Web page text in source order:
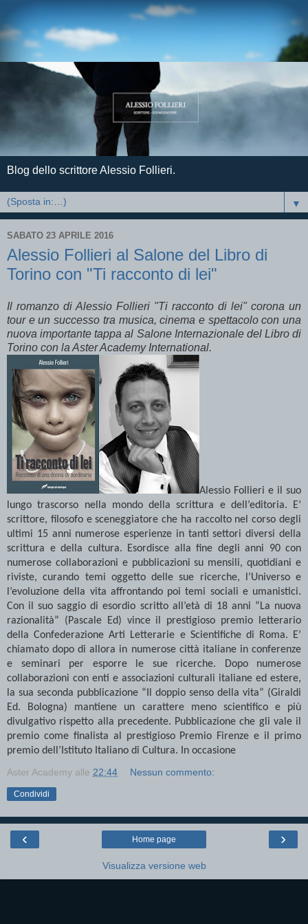
Blog dello scrittore Alessio Follieri.
▼
SABATO 23 APRILE 2016
Alessio Follieri al Salone del Libro di
Torino con "Ti racconto di lei"
Il romanzo di Alessio Follieri "Ti racconto di lei" corona un
tour e un successo tra musica, cinema e spettacolo con una
nuova importante tappa al Salone Internazionale del Libro di
Torino con la Aster Academy International.
Alessio Follieri e il suo
lungo trascorso nella mondo della scrittura e dell’editoria. E’
scrittore, filosofo e sceneggiatore che ha raccolto nel corso degli
ultimi 15 anni numerose esperienze in tanti settori diversi della
scrittura e della cultura. Esordisce alla fine degli anni 90 con
numerose collaborazioni e pubblicazioni su mensili, quotidiani e
riviste, curando temi oggetto delle sue ricerche, l’Universo e
l’evoluzione della vita affrontando poi temi sociali e umanistici.
Con il suo saggio di esordio scritto all’età di 18 anni “La nuova
razionalità” (Pascale Ed) vince il prestigioso premio letterario
della Confederazione Arti Letterarie e Scientifiche di Roma. E’
chiamato dopo di allora in numerose città italiane in conferenze
e seminari per esporre le sue ricerche. Dopo numerose
collaborazioni con enti e associazioni culturali italiane ed estere,
la sua seconda pubblicazione “Il doppio senso della vita” (Giraldi
Ed. Bologna) mantiene un carattere meno scientifico e più
divulgativo rispetto alla precedente. Pubblicazione che gli vale il
premio come finalista al prestigioso Premio Firenze e il primo
premio dell’Istituto Italiano di Cultura. In occasione
Aster Academy alle 22:44 Nessun commento:
Condividi
‹ ›
Home page
Visualizza versione web